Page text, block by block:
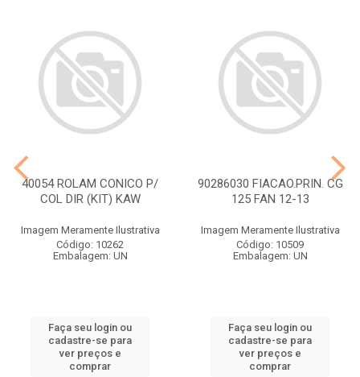
40054 ROLAM CONICO P/
COL DIR (KIT) KAW
Imagem Meramente Ilustrativa
Código: 10262
Embalagem: UN
Faça seu login ou
cadastre-se para
ver preços e
comprar
90286030 FIACAO.PRIN. CG
125 FAN 12-13
Imagem Meramente Ilustrativa
Código: 10509
Embalagem: UN
Faça seu login ou
cadastre-se para
ver preços e
comprar